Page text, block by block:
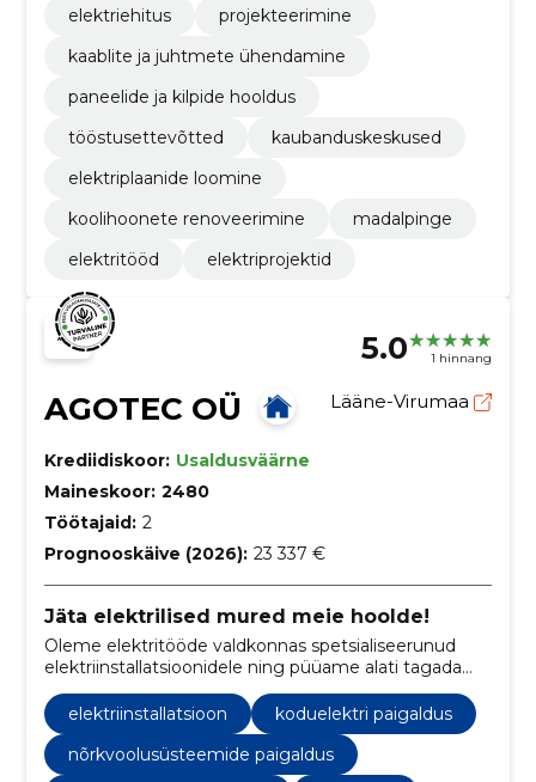
elektriehitus
projekteerimine
kaablite ja juhtmete ühendamine
paneelide ja kilpide hooldus
tööstusettevõtted
kaubanduskeskused
elektriplaanide loomine
koolihoonete renoveerimine
madalpinge
elektritööd
elektriprojektid
5.0 1 hinnang
AGOTEC OÜ Lääne-Virumaa
Krediidiskoor: Usaldusväärne
Maineskoor: 2480
Töötajaid: 2
Prognooskäive (2026): 23 337 €
Jäta elektrilised mured meie hoolde!
Oleme elektritööde valdkonnas spetsialiseerunud
elektriinstallatsioonidele ning püüame alati tagada
kõrgekvaliteedilise teenuse oma klientidele.
elektriinstallatsioon
koduelektri paigaldus
nõrkvoolusüsteemide paigaldus